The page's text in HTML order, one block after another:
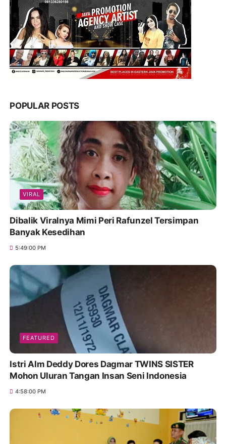
POPULAR POSTS
VIRAL
Dibalik Viralnya Mimi Peri Rafunzel Tersimpan
Banyak Kesedihan
5:49:00 PM
FEATURED
Istri Alm Deddy Dores Dagmar TWINS SISTER
Mohon Uluran Tangan Insan Seni Indonesia
4:58:00 PM